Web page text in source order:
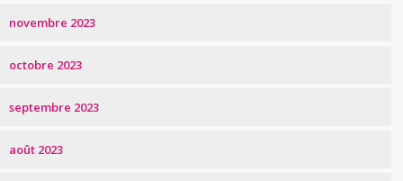
novembre 2023
octobre 2023
septembre 2023
août 2023